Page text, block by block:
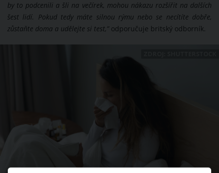
by to podcenili a šli na večírek, mohou nákazu rozšířit na dalších
šest lidí. Pokud tedy máte silnou rýmu nebo se necítíte dobře,
zůstaňte doma a udělejte si test,” odporučuje britský odborník.